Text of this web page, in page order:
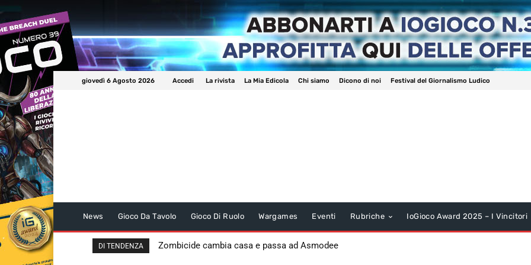
giovedì 6 Agosto 2026 Accedi La rivista La Mia Edicola Chi siamo Dicono di noi Festival del Giornalismo Ludico
News Gioco Da Tavolo Gioco Di Ruolo Wargames Eventi Rubriche IoGioco Award 2025 – I Vincitori
DI TENDENZA Zombicide cambia casa e passa ad Asmodee